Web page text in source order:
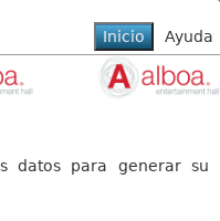
datos para generar su